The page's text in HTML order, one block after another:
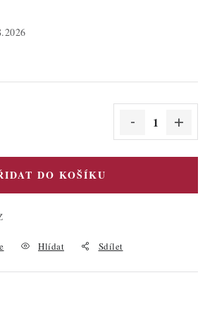
DO KOŠÍKU
Hlídat Sdílet